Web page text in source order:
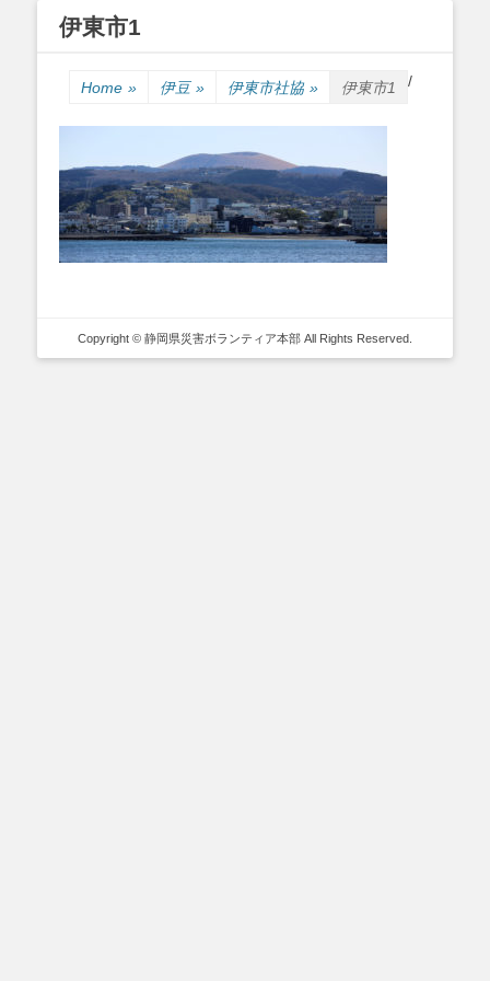
伊東市1
Home » 伊豆 » /
伊東市社協 » 伊東市1
Copyright © 静岡県災害ボランティア本部 All Rights Reserved.